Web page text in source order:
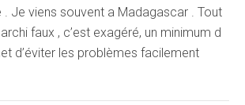
. Je viens souvent a Madagascar . Tout
faux , c’est exagéré, un minimum d
d’éviter les problèmes facilement